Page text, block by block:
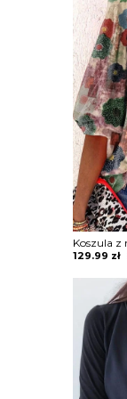
Original
was:
209.99 zł.
129.99 zł
Current
is:
129.99 zł.